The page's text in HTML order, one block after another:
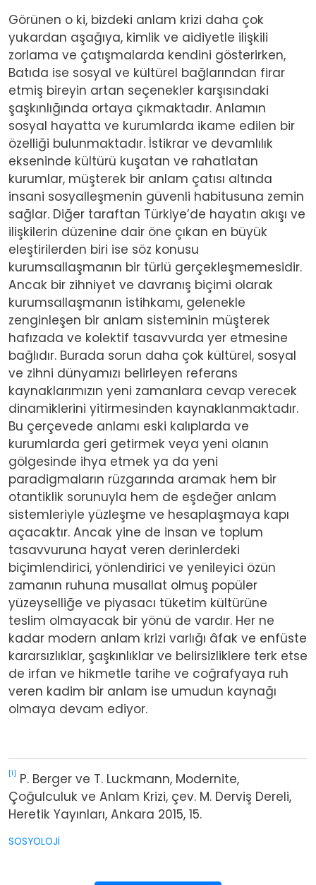
Görünen o ki, bizdeki anlam krizi daha çok
yukardan aşağıya, kimlik ve aidiyetle ilişkili
zorlama ve çatışmalarda kendini gösterirken,
Batıda ise sosyal ve kültürel bağlarından firar
etmiş bireyin artan seçenekler karşısındaki
şaşkınlığında ortaya çıkmaktadır. Anlamın
sosyal hayatta ve kurumlarda ikame edilen bir
özelliği bulunmaktadır. İstikrar ve devamlılık
ekseninde kültürü kuşatan ve rahatlatan
kurumlar, müşterek bir anlam çatısı altında
insani sosyalleşmenin güvenli habitusuna zemin
sağlar. Diğer taraftan Türkiye’de hayatın akışı ve
ilişkilerin düzenine dair öne çıkan en büyük
eleştirilerden biri ise söz konusu
kurumsallaşmanın bir türlü gerçekleşmemesidir.
Ancak bir zihniyet ve davranış biçimi olarak
kurumsallaşmanın istihkamı, gelenekle
zenginleşen bir anlam sisteminin müşterek
hafızada ve kolektif tasavvurda yer etmesine
bağlıdır. Burada sorun daha çok kültürel, sosyal
ve zihni dünyamızı belirleyen referans
kaynaklarımızın yeni zamanlara cevap verecek
dinamiklerini yitirmesinden kaynaklanmaktadır.
Bu çerçevede anlamı eski kalıplarda ve
kurumlarda geri getirmek veya yeni olanın
gölgesinde ihya etmek ya da yeni
paradigmaların rüzgarında aramak hem bir
otantiklik sorunuyla hem de eşdeğer anlam
sistemleriyle yüzleşme ve hesaplaşmaya kapı
açacaktır. Ancak yine de insan ve toplum
tasavvuruna hayat veren derinlerdeki
biçimlendirici, yönlendirici ve yenileyici özün
zamanın ruhuna musallat olmuş popüler
yüzeyselliğe ve piyasacı tüketim kültürüne
teslim olmayacak bir yönü de vardır. Her ne
kadar modern anlam krizi varlığı âfak ve enfüste
kararsızlıklar, şaşkınlıklar ve belirsizliklere terk etse
de irfan ve hikmetle tarihe ve coğrafyaya ruh
veren kadim bir anlam ise umudun kaynağı
olmaya devam ediyor.
[1] P. Berger ve T. Luckmann, Modernite,
Çoğulculuk ve Anlam Krizi, çev. M. Derviş Dereli,
Heretik Yayınları, Ankara 2015, 15.
SOSYOLOJİ